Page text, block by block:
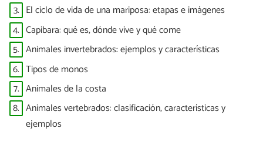
3. El ciclo de vida de una mariposa: etapas e imágenes
4. Capibara: qué es, dónde vive y qué come
5. Animales invertebrados: ejemplos y características
6. Tipos de monos
7. Animales de la costa
8. Animales vertebrados: clasificación, características y
ejemplos